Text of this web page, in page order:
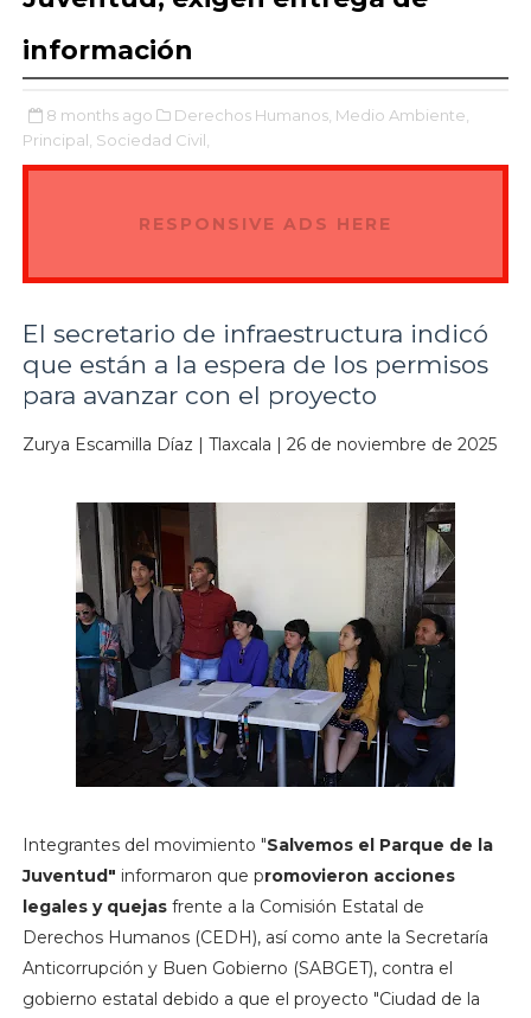
información
8 months ago Derechos Humanos, Medio Ambiente,
Principal, Sociedad Civil,
RESPONSIVE ADS HERE
El secretario de infraestructura indicó
que están a la espera de los permisos
para avanzar con el proyecto
Zurya Escamilla Díaz | Tlaxcala | 26 de noviembre de 2025
Integrantes del movimiento "Salvemos el Parque de la
Juventud" informaron que promovieron acciones
legales y quejas frente a la Comisión Estatal de
Derechos Humanos (CEDH), así como ante la Secretaría
Anticorrupción y Buen Gobierno (SABGET), contra el
gobierno estatal debido a que el proyecto "Ciudad de la